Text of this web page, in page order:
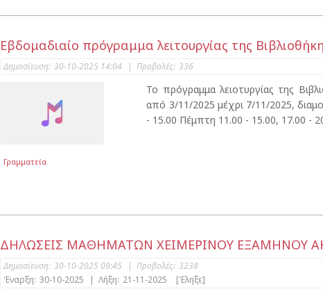
Εβδομαδιαίο πρόγραμμα λειτουργίας της
Δημοσίευση: 30-10-2025 14:04 | Προβολές: 336
Το πρόγραμμα λειοτυργίας της
από 3/11/2025 μέχρι 7/11/2025,
- 15.00 Πέμπτη 11.00 - 15.00, 17.00 -
Γραμματεία
ΔΗΛΩΣΕΙΣ ΜΑΘΗΜΑΤΩΝ ΧΕΙΜΕΡΙΝΟΥ ΕΞΑΜΗΝΟΥ
Δημοσίευση: 30-10-2025 09:45 | Προβολές: 3238
Έναρξη: 30-10-2025 | Λήξη: 21-11-2025
[Έληξε]